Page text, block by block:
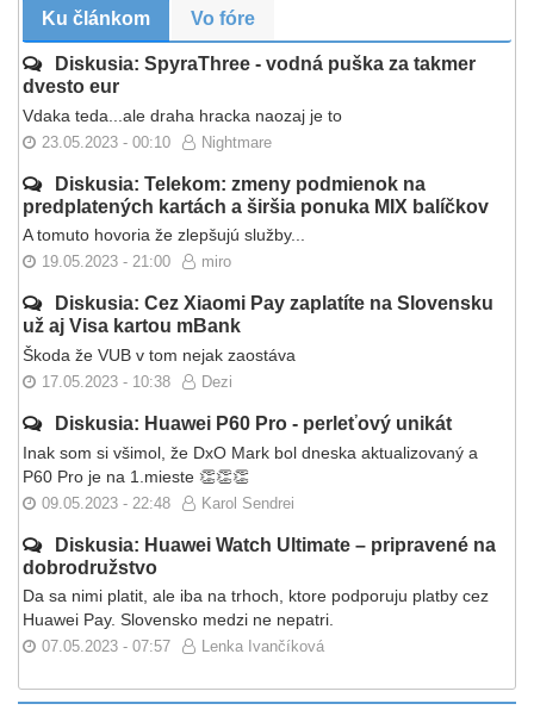
Ku článkom Vo fóre
Diskusia: SpyraThree - vodná puška za takmer
dvesto eur
Vdaka teda...ale draha hracka naozaj je to
23.05.2023 - 00:10 Nightmare
Diskusia: Telekom: zmeny podmienok na
predplatených kartách a širšia ponuka MIX balíčkov
A tomuto hovoria že zlepšujú služby...
19.05.2023 - 21:00 miro
Diskusia: Cez Xiaomi Pay zaplatíte na Slovensku
už aj Visa kartou mBank
Škoda že VUB v tom nejak zaostáva
17.05.2023 - 10:38 Dezi
Diskusia: Huawei P60 Pro - perleťový unikát
Inak som si všimol, že DxO Mark bol dneska aktualizovaný a
P60 Pro je na 1.mieste 👏👏👏
09.05.2023 - 22:48 Karol Sendrei
Diskusia: Huawei Watch Ultimate – pripravené na
dobrodružstvo
Da sa nimi platit, ale iba na trhoch, ktore podporuju platby cez
Huawei Pay. Slovensko medzi ne nepatri.
07.05.2023 - 07:57 Lenka Ivančíková